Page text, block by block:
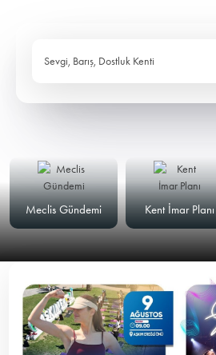
Sevgi, Barış, Dostluk Kenti
Meclis Gündemi
Kent İmar Planı